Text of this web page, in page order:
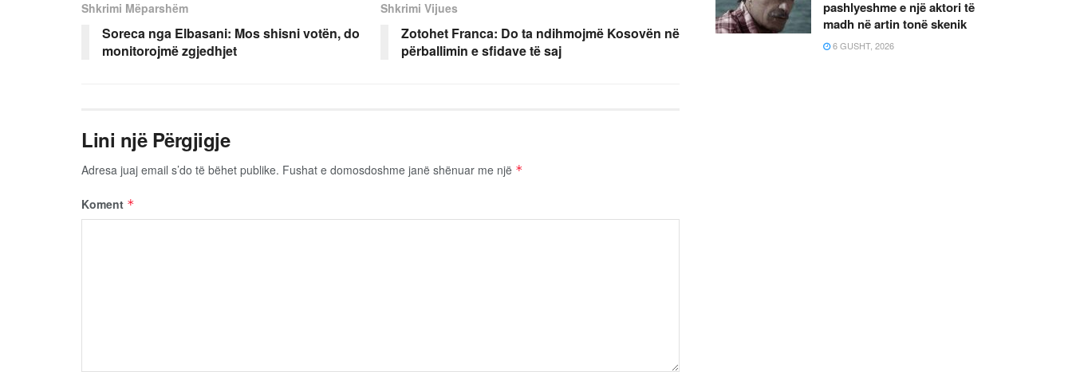
Shkrimi Mëparshëm
Soreca nga Elbasani: Mos shisni votën, do
monitorojmë zgjedhjet
Shkrimi Vijues
Zotohet Franca: Do ta ndihmojmë Kosovën në
përballimin e sfidave të saj
Lini një Përgjigje
Adresa juaj email s’do të bëhet publike. Fushat e domosdoshme janë shënuar me një *
Koment *
pashlyeshme e një aktori të
madh në artin tonë skenik
6 GUSHT, 2026